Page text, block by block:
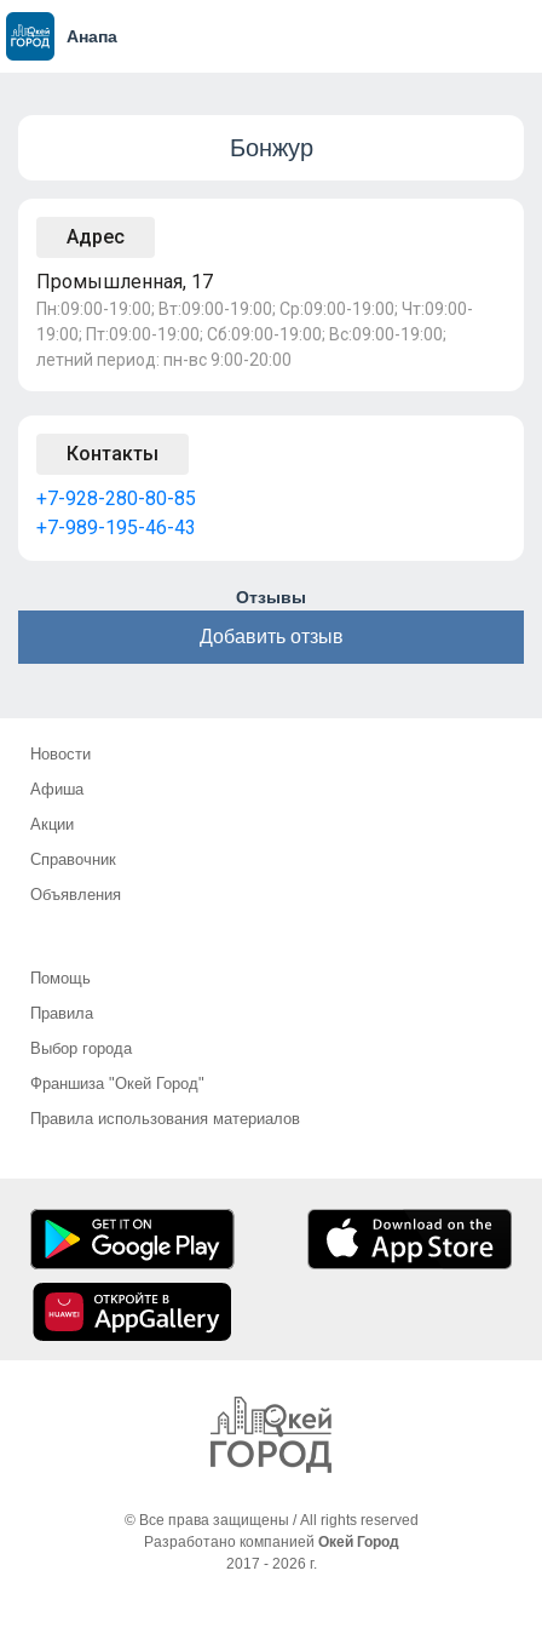
Анапа
Бонжур
Адрес
Промышленная, 17
Пн:09:00-19:00; Вт:09:00-19:00; Ср:09:00-19:00; Чт:09:00-
19:00; Пт:09:00-19:00; Сб:09:00-19:00; Вс:09:00-19:00;
летний период: пн-вс 9:00-20:00
Контакты
+7-928-280-80-85
+7-989-195-46-43
Отзывы
Добавить отзыв
Новости
Афиша
Акции
Справочник
Объявления
Помощь
Правила
Выбор города
Франшиза "Окей Город"
Правила использования материалов
© Все права защищены / All rights reserved
Разработано компанией Окей Город
2017 - 2026 г.